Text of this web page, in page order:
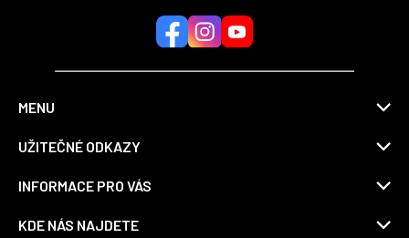
MENU
UŽITEČNÉ ODKAZY
INFORMACE PRO VÁS
KDE NÁS NAJDETE